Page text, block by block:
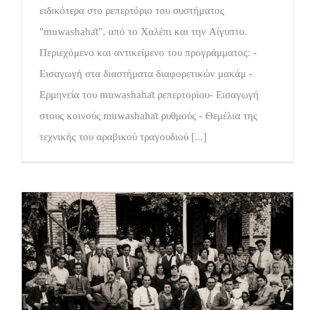
ειδικότερα στο ρεπερτόριο του συστήματος
"muwashahāt", από το Χαλέπι και την Αίγυπτο.
Περιεχόμενο και αντικείμενο του προγράμματος: -
Εισαγωγή στα διαστήματα διαφορετικών μακάμ -
Ερμηνεία του muwashahāt ρεπερτορίου- Εισαγωγή
στους κοινούς muwashahāt ρυθμούς - Θεμέλια της
τεχνικής του αραβικού τραγουδιού [...]